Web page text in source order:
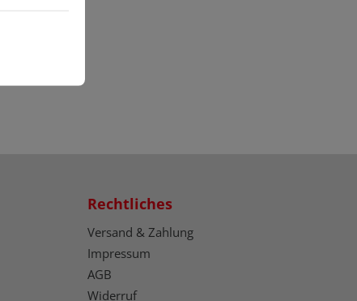
Rechtliches
Versand & Zahlung
Impressum
AGB
Widerruf